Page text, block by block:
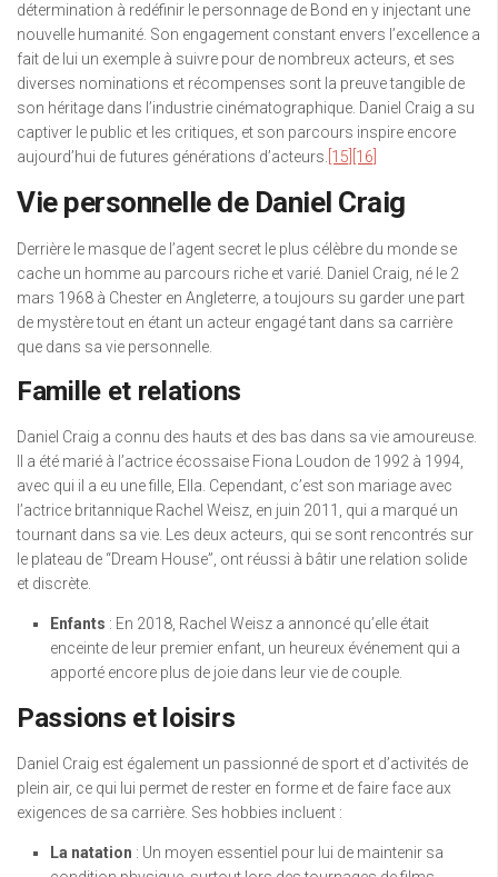
détermination à redéfinir le personnage de Bond en y injectant une
nouvelle humanité. Son engagement constant envers l’excellence a
fait de lui un exemple à suivre pour de nombreux acteurs, et ses
diverses nominations et récompenses sont la preuve tangible de
son héritage dans l’industrie cinématographique. Daniel Craig a su
captiver le public et les critiques, et son parcours inspire encore
aujourd’hui de futures générations d’acteurs. [15] [16]
Vie personnelle de Daniel Craig
Derrière le masque de l’agent secret le plus célèbre du monde se
cache un homme au parcours riche et varié. Daniel Craig, né le 2
mars 1968 à Chester en Angleterre, a toujours su garder une part
de mystère tout en étant un acteur engagé tant dans sa carrière
que dans sa vie personnelle.
Famille et relations
Daniel Craig a connu des hauts et des bas dans sa vie amoureuse.
Il a été marié à l’actrice écossaise Fiona Loudon de 1992 à 1994,
avec qui il a eu une fille, Ella. Cependant, c’est son mariage avec
l’actrice britannique Rachel Weisz, en juin 2011, qui a marqué un
tournant dans sa vie. Les deux acteurs, qui se sont rencontrés sur
le plateau de “Dream House”, ont réussi à bâtir une relation solide
et discrète.
Enfants : En 2018, Rachel Weisz a annoncé qu’elle était
enceinte de leur premier enfant, un heureux événement qui a
apporté encore plus de joie dans leur vie de couple.
Passions et loisirs
Daniel Craig est également un passionné de sport et d’activités de
plein air, ce qui lui permet de rester en forme et de faire face aux
exigences de sa carrière. Ses hobbies incluent :
La natation : Un moyen essentiel pour lui de maintenir sa